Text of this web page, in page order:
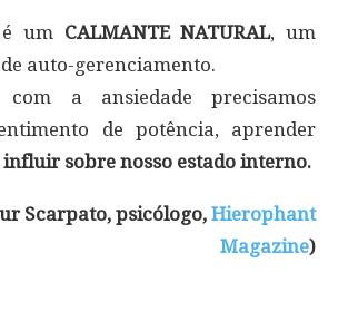
um CALMANTE NATURAL, um
auto-gerenciamento.
a ansiedade precisamos
de potência, aprender
influir sobre nosso estado interno.
Scarpato, psicólogo, Hierophant
Magazine)